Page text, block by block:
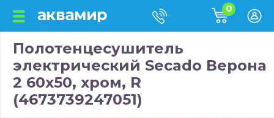
0
Полотенцесушитель
электрический Secado Верона
2 60x50, хром, R
(4673739247051)